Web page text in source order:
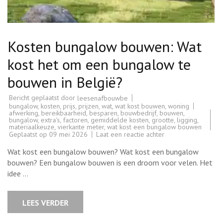
Kosten bungalow bouwen: Wat
kost het om een bungalow te
bouwen in België?
Bericht geplaatst door leesenafbouwbe
bungalow, kosten, prijs, prijzen, wat, wat kost bouwen, woning
afwerking, bereikbaarheid, besparen, bouwbedrijf, bouwen,
bungalow, extra's, factoren, gemiddelde kosten, grootte, ligging,
materiaalkeuze, vierkante meter, wat kost een bungalow bouwen
Geplaatst op 09 mei 2026 Laat een reactie achterop
bungalow
bouwen:
Wat
Wat kost een bungalow bouwen? Wat kost een bungalow
bouwen? Een bungalow bouwen is een droom voor velen. Het
idee …
LEES VERDER